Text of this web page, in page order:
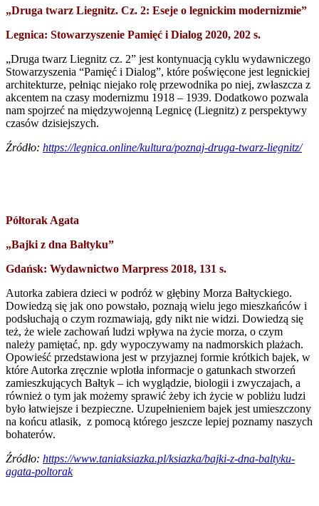
„Druga twarz Liegnitz. Cz. 2: Eseje o legnickim modernizmie”
Legnica: Stowarzyszenie Pamięć i Dialog 2020, 202 s.
„Druga twarz Liegnitz cz. 2” jest kontynuacją cyklu wydawniczego
Stowarzyszenia “Pamięć i Dialog”, które poświęcone jest legnickiej
architekturze, pełniąc niejako rolę przewodnika po niej, zwłaszcza z
akcentem na czasy modernizmu 1918 – 1939. Dodatkowo pozwala
nam spojrzeć na międzywojenną Legnicę (Liegnitz) z perspektywy
czasów dzisiejszych.
Źródło: https://legnica.online/kultura/poznaj-druga-twarz-liegnitz/
Półtorak Agata
„Bajki z dna Bałtyku”
Gdańsk: Wydawnictwo Marpress 2018, 131 s.
Autorka zabiera dzieci w podróż w głębiny Morza Bałtyckiego.
Dowiedzą się jak ono powstało, poznają wielu jego mieszkańców i
podsłuchają o czym rozmawiają, gdy nikt nie widzi. Dowiedzą się
też, że wiele zachowań ludzi wpływa na życie morza, o czym
należy pamiętać, np. gdy wypoczywamy na nadmorskich plażach.
Opowieść przedstawiona jest w przyjaznej formie krótkich bajek, w
które Autorka zręcznie wplotła informacje o gatunkach stworzeń
zamieszkujących Bałtyk – ich wyglądzie, biologii i zwyczajach, a
również o tym jak możemy sprawić żeby ich życie w pobliżu ludzi
było łatwiejsze i bezpieczne. Uzupełnieniem bajek jest umieszczony
na końcu atlasik, z pomocą którego jeszcze lepiej poznamy naszych
bohaterów.
Źródło: https://www.taniaksiazka.pl/ksiazka/bajki-z-dna-baltyku-
agata-poltorak